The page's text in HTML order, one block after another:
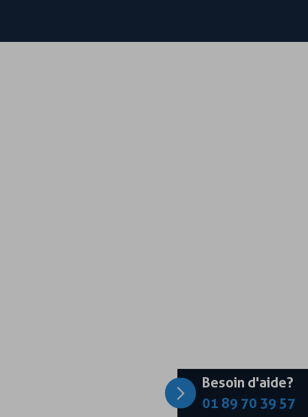
Besoin d'aide?
01 89 70 39 57